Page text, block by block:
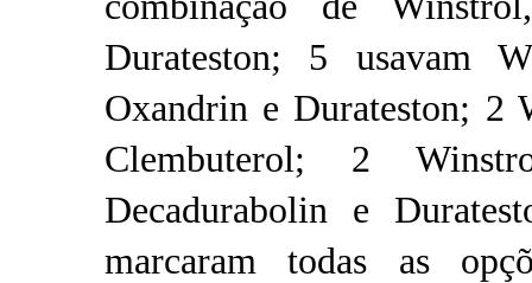
Durateston; 5 usavam
Oxandrin e Durateston; 2
Clembuterol; 2
Decadurabolin e
marcaram todas as